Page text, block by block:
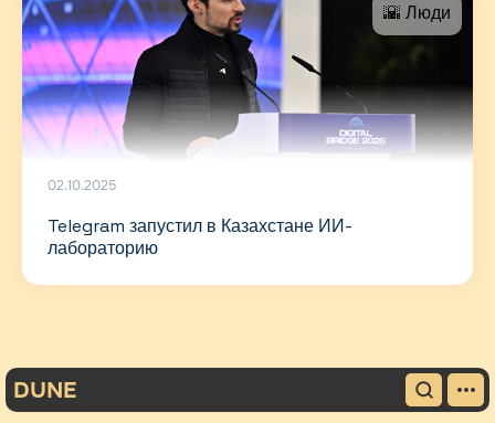
🌇 Люди
02.10.2025
Telegram запустил в Казахстане ИИ-
лабораторию
DUNE